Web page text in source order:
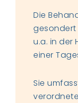
Die
gesondert
u.a. in der
einer
Sie